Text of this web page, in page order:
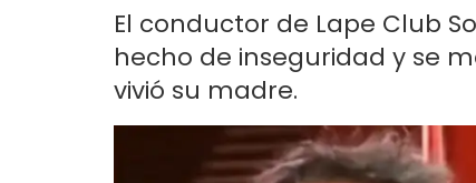
El conductor de Lape Club
hecho de inseguridad y se
vivió su madre.